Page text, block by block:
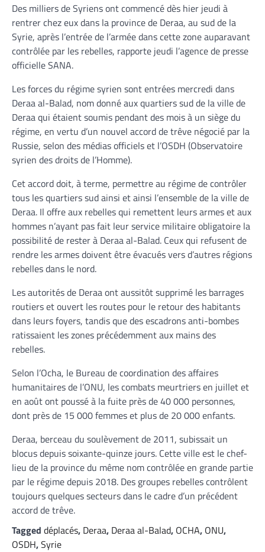
Des milliers de Syriens ont commencé dès hier jeudi à
rentrer chez eux dans la province de Deraa, au sud de la
Syrie, après l’entrée de l’armée dans cette zone auparavant
contrôlée par les rebelles, rapporte jeudi l’agence de presse
officielle SANA.
Les forces du régime syrien sont entrées mercredi dans
Deraa al-Balad, nom donné aux quartiers sud de la ville de
Deraa qui étaient soumis pendant des mois à un siège du
régime, en vertu d’un nouvel accord de trêve négocié par la
Russie, selon des médias officiels et l’OSDH (Observatoire
syrien des droits de l’Homme).
Cet accord doit, à terme, permettre au régime de contrôler
tous les quartiers sud ainsi et ainsi l’ensemble de la ville de
Deraa. Il offre aux rebelles qui remettent leurs armes et aux
hommes n’ayant pas fait leur service militaire obligatoire la
possibilité de rester à Deraa al-Balad. Ceux qui refusent de
rendre les armes doivent être évacués vers d’autres régions
rebelles dans le nord.
Les autorités de Deraa ont aussitôt supprimé les barrages
routiers et ouvert les routes pour le retour des habitants
dans leurs foyers, tandis que des escadrons anti-bombes
ratissaient les zones précédemment aux mains des
rebelles.
Selon l’Ocha, le Bureau de coordination des affaires
humanitaires de l’ONU, les combats meurtriers en juillet et
en août ont poussé à la fuite près de 40 000 personnes,
dont près de 15 000 femmes et plus de 20 000 enfants.
Deraa, berceau du soulèvement de 2011, subissait un
blocus depuis soixante-quinze jours. Cette ville est le chef-
lieu de la province du même nom contrôlée en grande partie
par le régime depuis 2018. Des groupes rebelles contrôlent
toujours quelques secteurs dans le cadre d’un précédent
accord de trêve.
Tagged déplacés, Deraa, Deraa al-Balad, OCHA, ONU,
OSDH,Syrie